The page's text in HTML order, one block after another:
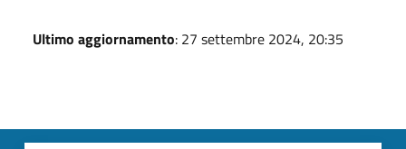
Ultimo aggiornamento: 27 settembre 2024, 20:35